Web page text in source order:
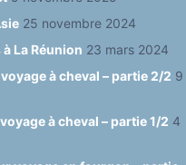
n
el
25 novembre 2024
La Réunion 23 mars 2024
à cheval – partie 2/2 9
à cheval – partie 1/2 4